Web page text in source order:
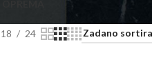
18 24